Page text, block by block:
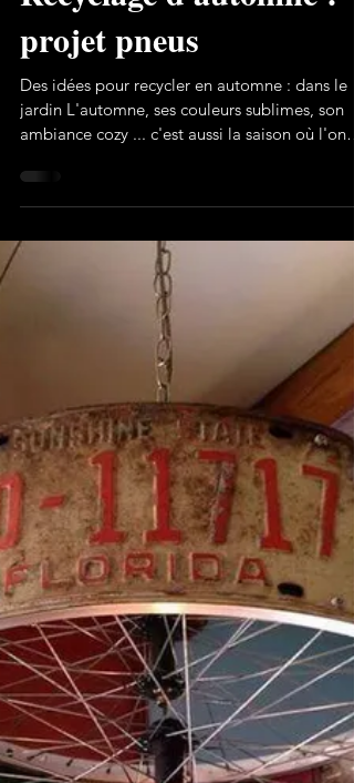
2 min de lecture
Recyclage d'automne :
projet pneus
jardin L'automne, ses couleurs sublimes, son
ambiance cozy ... c'est aussi la saison où l'on
remise le jardin. Cette préparation à l'hiver est
idéale pour quelques projets recyclage !
Recycler vos pneus d'été en fin de vie, c'est
profitable autant pour l'environnement que
pour le moral. Car avouons-le, la pandémie, le
confinement, l'isolement sont autant de
qui ont affecté le moral de beaucoup. Ce sont
aussi des circonstan